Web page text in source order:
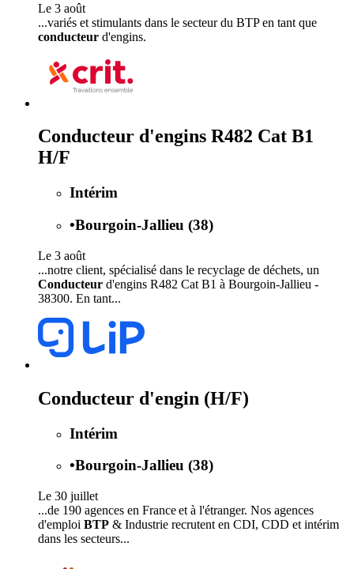
Le 3 août
...variés et stimulants dans le secteur du BTP en tant que
conducteur d'engins.
Conducteur d'engins R482 Cat B1
H/F
Intérim
•Bourgoin-Jallieu (38)
Le 3 août
...notre client, spécialisé dans le recyclage de déchets, un
Conducteur d'engins R482 Cat B1 à Bourgoin-Jallieu -
38300. En tant...
Conducteur d'engin (H/F)
Intérim
•Bourgoin-Jallieu (38)
Le 30 juillet
...de 190 agences en France et à l'étranger. Nos agences
d'emploi BTP & Industrie recrutent en CDI, CDD et intérim
dans les secteurs...